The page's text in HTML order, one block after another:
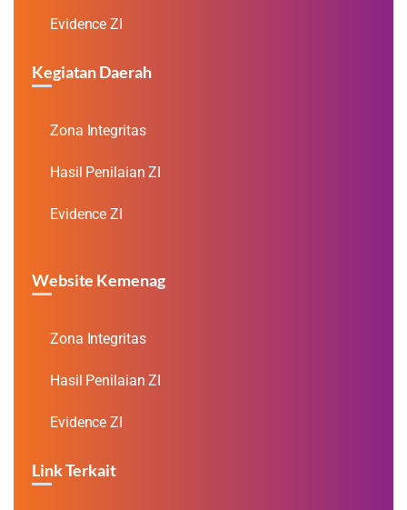
Evidence ZI
Kegiatan Daerah
Zona Integritas
Hasil Penilaian ZI
Evidence ZI
Website Kemenag
Zona Integritas
Hasil Penilaian ZI
Evidence ZI
Link Terkait